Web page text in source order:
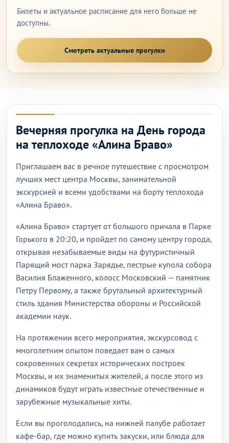
Билеты и актуальное расписание для него больше не
доступны.
Смотреть актуальные прогулки
Вечерняя прогулка на День города
на теплоходе «Алина Браво»
Приглашаем вас в речное путешествие с просмотром
лучших мест центра Москвы, занимательной
экскурсией и всеми удобствами на борту теплохода
«Алина Браво».
«Алина Браво» стартует от большого причала в Парке
Горького в 20:20, и пройдет по самому центру города,
открывая незабываемые виды на футуристичный
Парящий мост парка Зарядье, пестрые купола собора
Василия Блаженного, колосс Московский — памятник
Петру Первому, а также брутальный архитектурный
стиль здания Министерства обороны и Российской
академии наук.
На протяжении всего мероприятия, экскурсовод с
многолетним опытом поведает вам о самых
сокровенных секретах исторических построек
Москвы, и их знаменитых жителей, а после этого из
динамиков будут играть известные отечественные и
зарубежные музыкальные хиты.
Если вы проголодались, на нижней палубе работает
кафе-бар, где можно купить закуски, или блюда для